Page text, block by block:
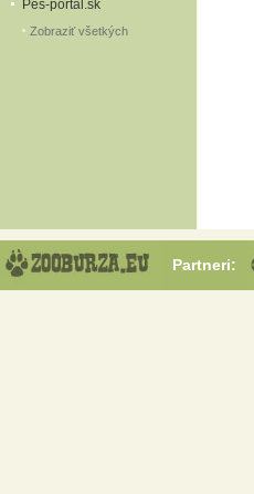
Pes-portál.sk
Zobraziť všetkých
Partneri: